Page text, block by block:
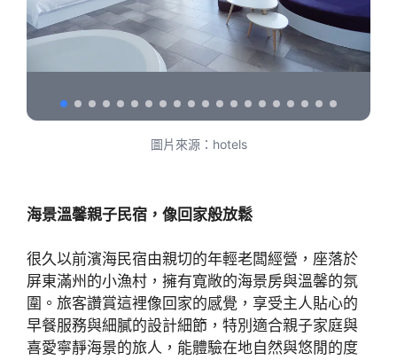
圖片來源：hotels
海景溫馨親子民宿，像回家般放鬆
很久以前濱海民宿由親切的年輕老闆經營，座落於
屏東滿州的小漁村，擁有寬敞的海景房與溫馨的氛
圍。旅客讚賞這裡像回家的感覺，享受主人貼心的
早餐服務與細膩的設計細節，特別適合親子家庭與
喜愛寧靜海景的旅人，能體驗在地自然與悠閒的度